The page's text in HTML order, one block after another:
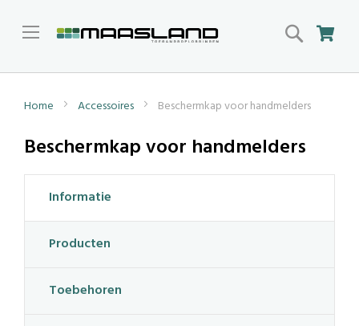
Search
Home Accessoires Beschermkap voor handmelders
Beschermkap voor handmelders
Informatie
Producten
Toebehoren